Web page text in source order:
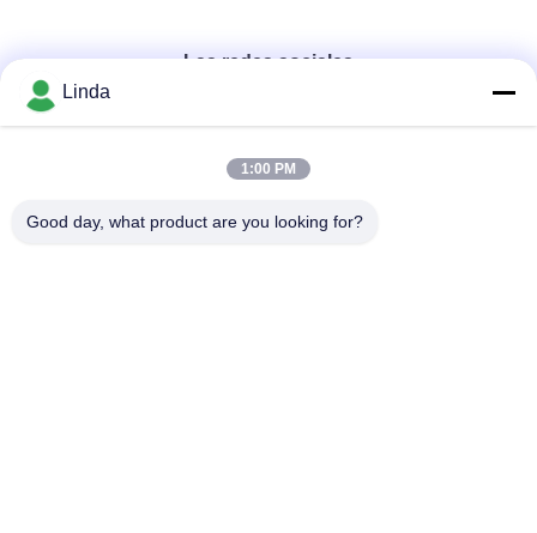
Las redes sociales
Contacto rápido
Teléfono
Linda
1:00 PM
Good day, what product are you looking for?